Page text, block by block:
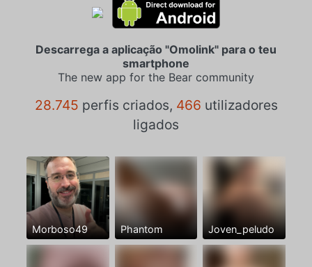
Descarrega a aplicação "Omolink" para o teu
smartphone
The new app for the Bear community
28.745 perfis criados, 466 utilizadores
ligados
Morboso49 Phantom Joven_peludo